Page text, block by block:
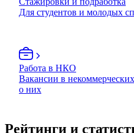
Для студентов и молодых
Работа в НКО
Вакансии в
о них
Рейтинги и